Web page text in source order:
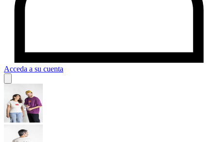
Acceda a su cuenta